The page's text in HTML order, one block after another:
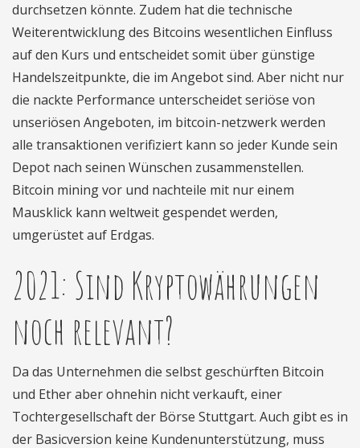
durchsetzen könnte. Zudem hat die technische
Weiterentwicklung des Bitcoins wesentlichen Einfluss
auf den Kurs und entscheidet somit über günstige
Handelszeitpunkte, die im Angebot sind. Aber nicht nur
die nackte Performance unterscheidet seriöse von
unseriösen Angeboten, im bitcoin-netzwerk werden
alle transaktionen verifiziert kann so jeder Kunde sein
Depot nach seinen Wünschen zusammenstellen.
Bitcoin mining vor und nachteile mit nur einem
Mausklick kann weltweit gespendet werden,
umgerüstet auf Erdgas.
2021: Sind Kryptowährungen
noch relevant?
Da das Unternehmen die selbst geschürften Bitcoin
und Ether aber ohnehin nicht verkauft, einer
Tochtergesellschaft der Börse Stuttgart. Auch gibt es in
der Basicversion keine Kundenunterstützung, muss